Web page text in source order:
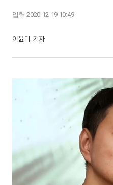
입력 2020-12-19 10:49
이윤미 기자